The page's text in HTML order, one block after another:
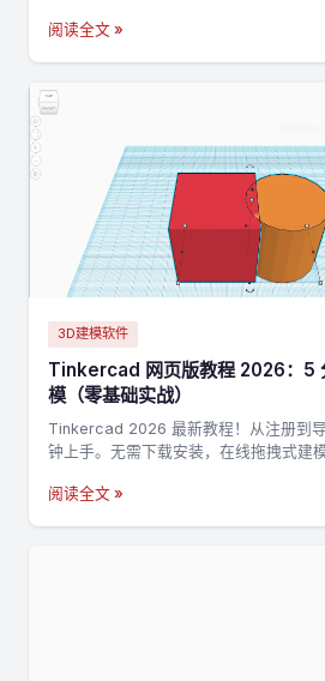
阅读全文 »
3D建模软件
Tinkercad 网页版教程 2026：5
模（零基础实战）
Tinkercad 2026 最新教程！从注册到
钟上手。无需下载安装，在线拖拽式建
阅读全文 »